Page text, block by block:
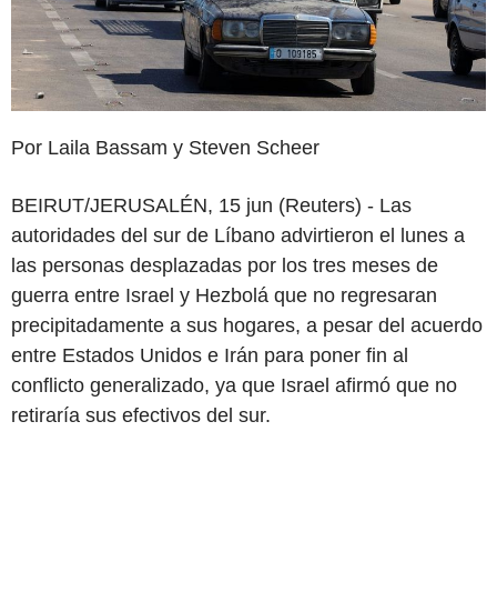
Por Laila Bassam y Steven Scheer
BEIRUT/JERUSALÉN, 15 jun (Reuters) - Las
autoridades del sur de Líbano advirtieron el lunes a
las personas desplazadas por los tres meses de
guerra entre Israel y Hezbolá que no regresaran
precipitadamente a sus hogares, a pesar del acuerdo
entre Estados Unidos e Irán para poner fin al
conflicto generalizado, ya que Israel afirmó que no
retiraría sus efectivos del sur.